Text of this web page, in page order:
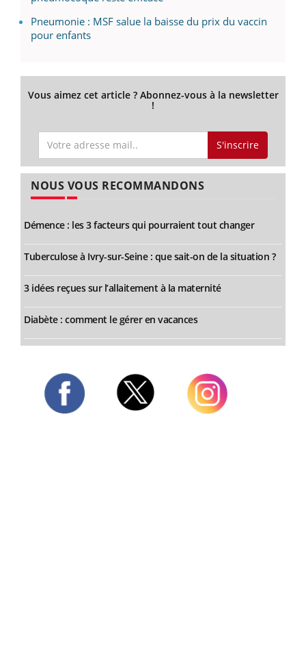
Pneumonie : MSF salue la baisse du prix du vaccin
pour enfants
Vous aimez cet article ? Abonnez-vous à la newsletter
!
S'inscrire
NOUS VOUS RECOMMANDONS
Démence : les 3 facteurs qui pourraient tout changer
Tuberculose à Ivry-sur-Seine : que sait-on de la situation ?
3 idées reçues sur l’allaitement à la maternité
Diabète : comment le gérer en vacances